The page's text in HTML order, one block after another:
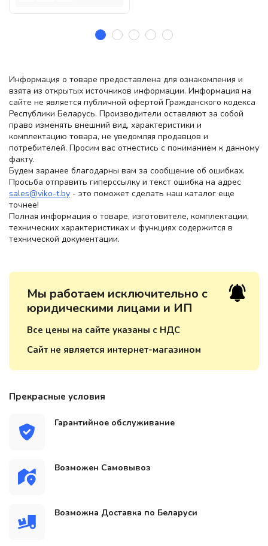
Информация о товаре предоставлена для ознакомления и
взята из открытых источников информации. Информация на
сайте не является публичной офертой Гражданского кодекса
Республики Беларусь. Производители оставляют за собой
право изменять внешний вид, характеристики и
комплектацию товара, не уведомляя продавцов и
потребителей. Просим вас отнестись с пониманием к данному
факту.
Будем заранее благодарны вам за сообщение об ошибках.
Просьба отправить гиперссылку и текст ошибка на адрес
sales@viko-t.by - это поможет сделать наш каталог еще
точнее!
Полная информация о товаре, изготовителе, комплектации,
технических характеристиках и функциях содержится в
технической документации.
Мы работаем исключительно с
юридическими лицами и ИП
Все цены на сайте указаны с НДС
Сайт не является интернет-магазином
Прекрасные условия
Гарантийное обслуживание
Возможен Самовывоз
Возможна Доставка по Беларуси